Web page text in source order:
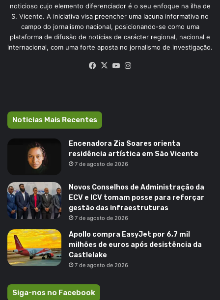
noticioso cujo elemento diferenciador é o seu enfoque na ilha de
S. Vicente. A iniciativa visa preencher uma lacuna informativa no
campo do jornalismo nacional, posicionando-se como uma
plataforma de difusão de notícias de carácter regional, nacional e
internacional, com uma forte aposta no jornalismo de investigação.
Facebook
X YouTube
Noticias Mais Recentes
Encenadora Zia Soares orienta
residência artística em São Vicente
7 de agosto de 2026
Novos Conselhos de Administração da
ECV e ICV tomam posse para reforçar
gestão das infraestruturas
7 de agosto de 2026
Apollo compra EasyJet por 6,7 mil
milhões de euros após desistência da
Castlelake
7 de agosto de 2026
Siga-nos no Facebook